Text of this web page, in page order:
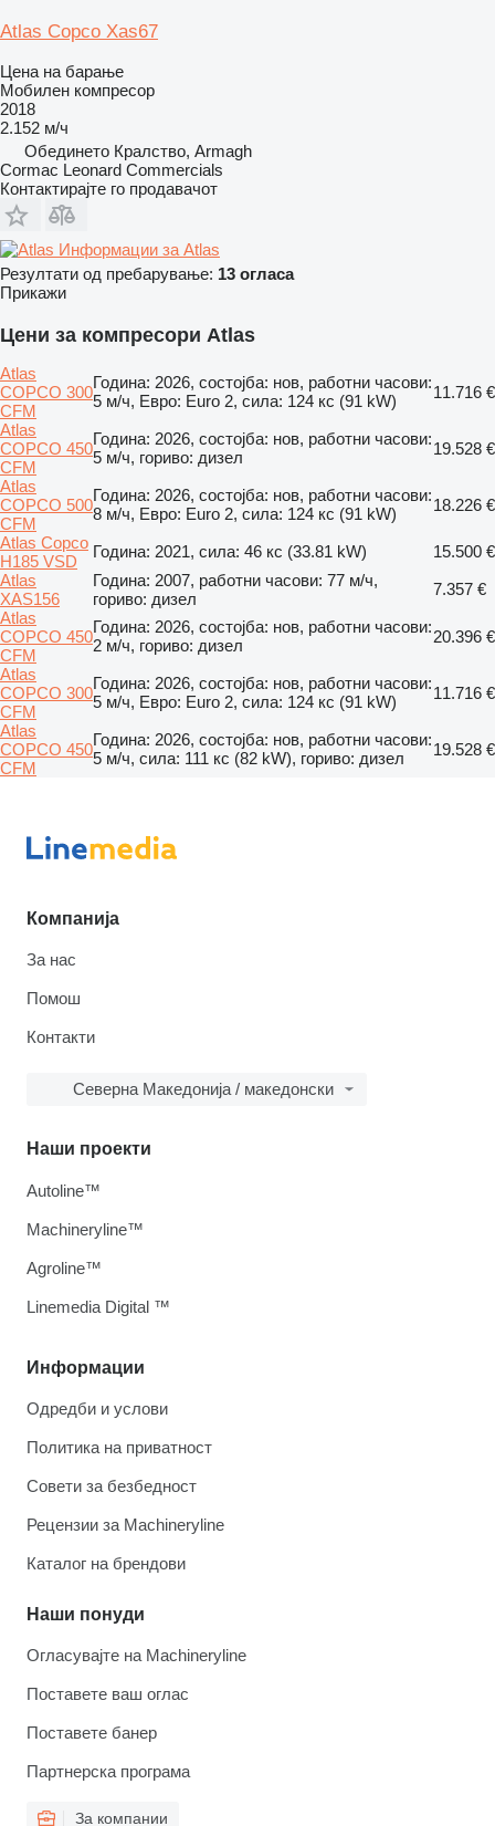
Atlas Copco Xas67
Цена на барање
Мобилен компресор
2018
2.152 м/ч
Обединето Кралство, Armagh
Cormac Leonard Commercials
Контактирајте го продавачот
Информации за Atlas
Резултати од пребарување: 13 огласа
Прикажи
Цени за компресори Atlas
Atlas
COPCO 300
CFM
Година: 2026, состојба: нов, работни часови:
5 м/ч, Евро: Euro 2, сила: 124 кс (91 kW)
11.716 €
Atlas
COPCO 450
CFM
Година: 2026, состојба: нов, работни часови:
5 м/ч, гориво: дизел
19.528 €
Atlas
COPCO 500
CFM
Година: 2026, состојба: нов, работни часови:
8 м/ч, Евро: Euro 2, сила: 124 кс (91 kW)
18.226 €
Atlas Copco
H185 VSD
Година: 2021, сила: 46 кс (33.81 kW)
15.500 €
Atlas
XAS156
Година: 2007, работни часови: 77 м/ч,
гориво: дизел
7.357 €
Atlas
COPCO 450
CFM
Година: 2026, состојба: нов, работни часови:
2 м/ч, гориво: дизел
20.396 €
Atlas
COPCO 300
CFM
Година: 2026, состојба: нов, работни часови:
5 м/ч, Евро: Euro 2, сила: 124 кс (91 kW)
11.716 €
Atlas
COPCO 450
CFM
Година: 2026, состојба: нов, работни часови:
5 м/ч, сила: 111 кс (82 kW), гориво: дизел
19.528 €
Компанија
За нас
Помош
Контакти
Северна Македонија / македонски
Информации
Одредби и услови
Политика на приватност
Совети за безбедност
Рецензии за Machineryline
Каталог на брендови
Наши понуди
Огласувајте на Machineryline
Поставете ваш оглас
Поставете банер
Партнерска програма
За компании
Наши проекти
Autoline™
Machineryline™
Agroline™
Linemedia Digital ™